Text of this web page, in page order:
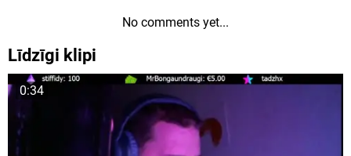
No comments yet...
Līdzīgi klipi
0:34